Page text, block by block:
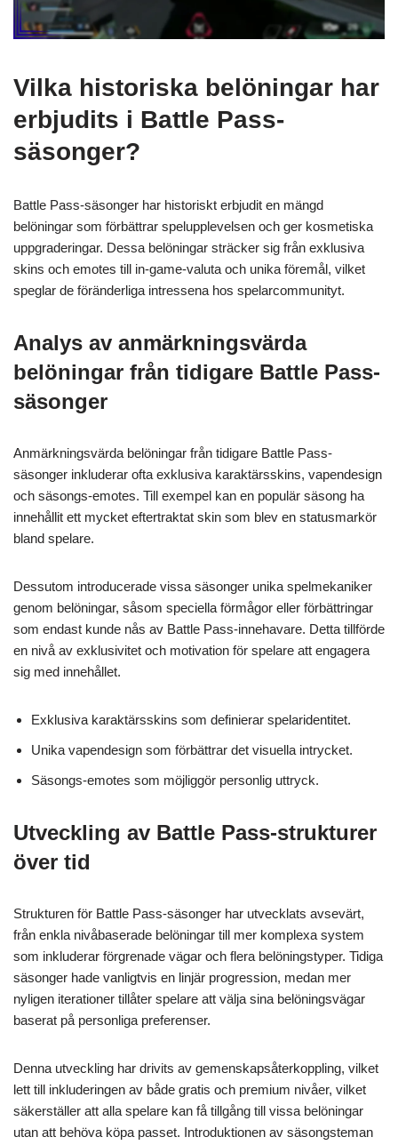
Vilka historiska belöningar har
erbjudits i Battle Pass-
säsonger?
Battle Pass-säsonger har historiskt erbjudit en mängd
belöningar som förbättrar spelupplevelsen och ger kosmetiska
uppgraderingar. Dessa belöningar sträcker sig från exklusiva
skins och emotes till in-game-valuta och unika föremål, vilket
speglar de föränderliga intressena hos spelarcommunityt.
Analys av anmärkningsvärda
belöningar från tidigare Battle Pass-
säsonger
Anmärkningsvärda belöningar från tidigare Battle Pass-
säsonger inkluderar ofta exklusiva karaktärsskins, vapendesign
och säsongs-emotes. Till exempel kan en populär säsong ha
innehållit ett mycket eftertraktat skin som blev en statusmarkör
bland spelare.
Dessutom introducerade vissa säsonger unika spelmekaniker
genom belöningar, såsom speciella förmågor eller förbättringar
som endast kunde nås av Battle Pass-innehavare. Detta tillförde
en nivå av exklusivitet och motivation för spelare att engagera
sig med innehållet.
Exklusiva karaktärsskins som definierar spelaridentitet.
Unika vapendesign som förbättrar det visuella intrycket.
Säsongs-emotes som möjliggör personlig uttryck.
Utveckling av Battle Pass-strukturer
över tid
Strukturen för Battle Pass-säsonger har utvecklats avsevärt,
från enkla nivåbaserade belöningar till mer komplexa system
som inkluderar förgrenade vägar och flera belöningstyper. Tidiga
säsonger hade vanligtvis en linjär progression, medan mer
nyligen iterationer tillåter spelare att välja sina belöningsvägar
baserat på personliga preferenser.
Denna utveckling har drivits av gemenskapsåterkoppling, vilket
lett till inkluderingen av både gratis och premium nivåer, vilket
säkerställer att alla spelare kan få tillgång till vissa belöningar
utan att behöva köpa passet. Introduktionen av säsongsteman